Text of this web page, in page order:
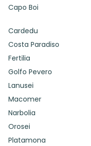
Capo Boi
Cardedu
Costa Paradiso
Fertilia
Golfo Pevero
Lanusei
Macomer
Narbolia
Orosei
Platamona